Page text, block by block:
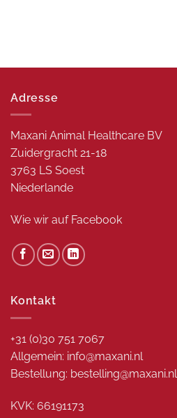
Adresse
Maxani Animal Healthcare BV
Zuidergracht 21-18
3763 LS Soest
Niederlande
Wie wir auf Facebook
Kontakt
+31 (0)30 751 7067
Allgemein: info@maxani.nl
Bestellung: bestelling@maxani.nl
KVK: 66191173